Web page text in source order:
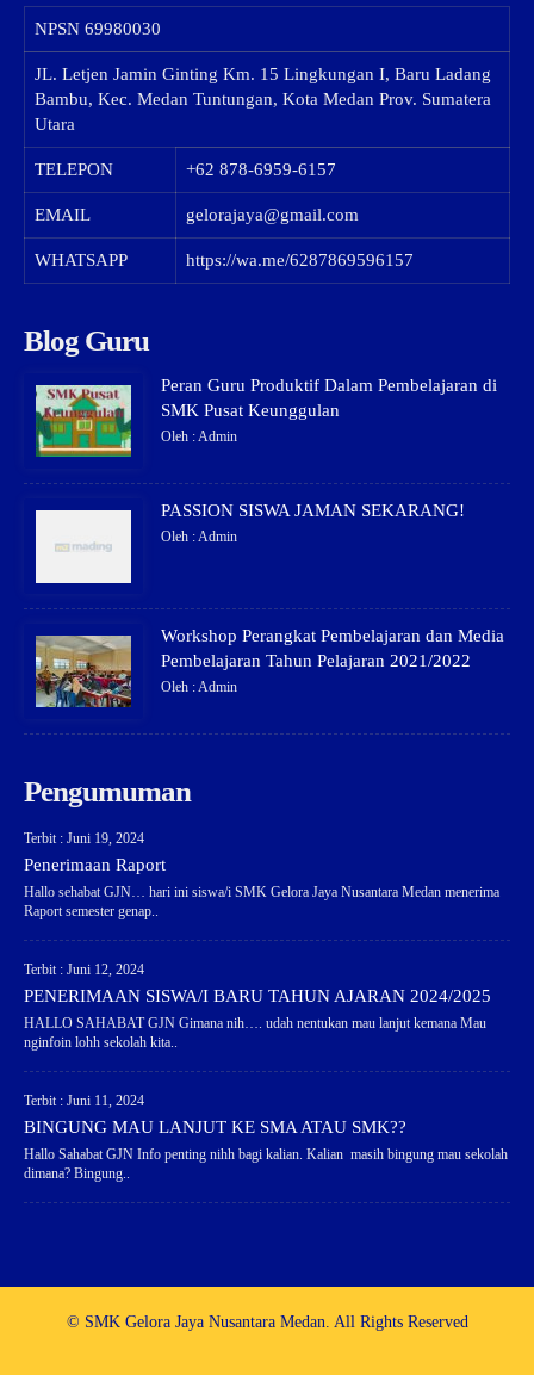
NPSN 69980030
JL. Letjen Jamin Ginting Km. 15 Lingkungan I, Baru Ladang
Bambu, Kec. Medan Tuntungan, Kota Medan Prov. Sumatera
Utara
TELEPON +62 878-6959-6157
EMAIL gelorajaya@gmail.com
WHATSAPP https://wa.me/6287869596157
Blog Guru
Peran Guru Produktif Dalam Pembelajaran di
SMK Pusat Keunggulan
Oleh : Admin
PASSION SISWA JAMAN SEKARANG!
Oleh : Admin
Workshop Perangkat Pembelajaran dan Media
Pembelajaran Tahun Pelajaran 2021/2022
Oleh : Admin
Pengumuman
Terbit : Juni 19, 2024
Penerimaan Raport
Hallo sehabat GJN… hari ini siswa/i SMK Gelora Jaya Nusantara Medan menerima
Raport semester genap..
Terbit : Juni 12, 2024
PENERIMAAN SISWA/I BARU TAHUN AJARAN 2024/2025
HALLO SAHABAT GJN Gimana nih…. udah nentukan mau lanjut kemana Mau
nginfoin lohh sekolah kita..
Terbit : Juni 11, 2024
BINGUNG MAU LANJUT KE SMA ATAU SMK??
Hallo Sahabat GJN Info penting nihh bagi kalian. Kalian masih bingung mau sekolah
dimana? Bingung..
© SMK Gelora Jaya Nusantara Medan. All Rights Reserved